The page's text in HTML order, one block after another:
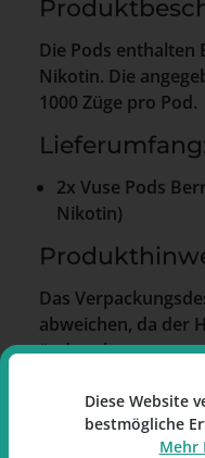
Die Pods enthalten
Nikotin. Die
1000 Züge pro Pod.
2x Vuse Pods
Nikotin)
Das
abweichen, da der
ändern kann.
Diese Website
bestmögliche
Mehr